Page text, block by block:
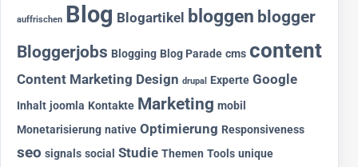
auffrischen Blog Blogartikel bloggen blogger
Bloggerjobs Blogging Blog Parade cms content
Content Marketing Design drupal Experte Google
Inhalt joomla Kontakte Marketing mobil
Monetarisierung native Optimierung Responsiveness
seo signals social Studie Themen Tools unique